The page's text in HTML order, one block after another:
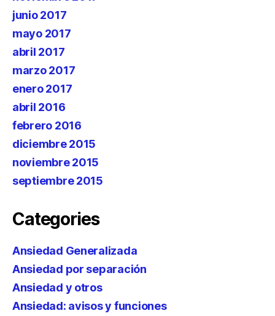
junio 2017
mayo 2017
abril 2017
marzo 2017
enero 2017
abril 2016
febrero 2016
diciembre 2015
noviembre 2015
septiembre 2015
Categories
Ansiedad Generalizada
Ansiedad por separación
Ansiedad y otros
Ansiedad: avisos y funciones